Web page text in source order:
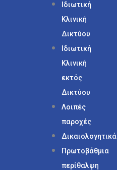
Ιδιωτική
Κλινική
Δικτύου
Ιδιωτική
Κλινική
εκτός
Δικτύου
Λοιπές
παροχές
Δικαιολογητικά
Πρωτοβάθμια
περίθαλψη